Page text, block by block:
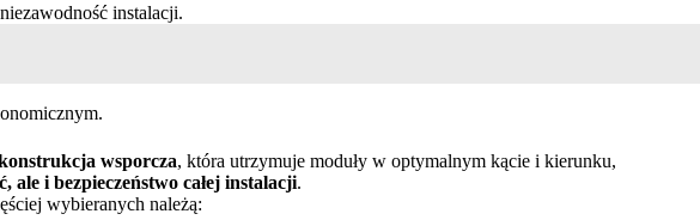
instalacji.
wsporcza, która utrzymuje moduły w optymalnym kącie i kierunku,
i bezpieczeństwo całej instalacji.
wybieranych należą: